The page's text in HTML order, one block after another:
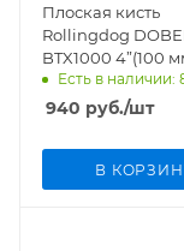
Плоская кисть
Rollingdog
BTX1000 4”(100
синтетика,
краски арт.10669
Есть в наличии:
940 руб./шт
В